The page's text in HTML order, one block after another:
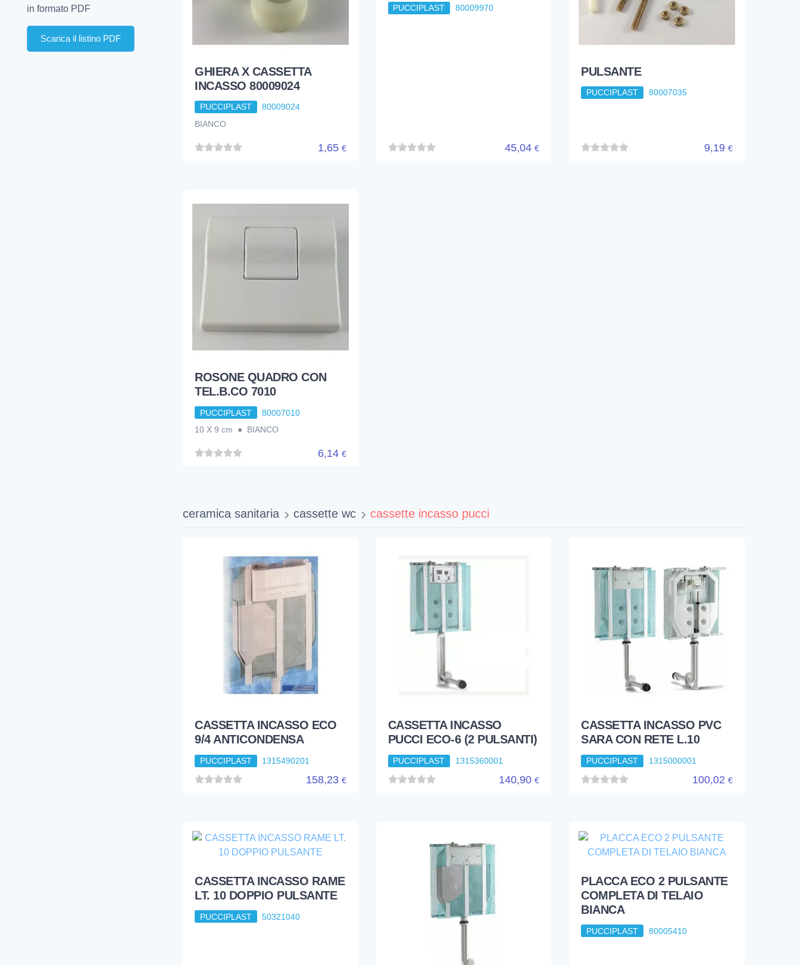
in formato PDF
Scarica il listino PDF
GHIERA X CASSETTA
INCASSO 80009024
PUCCIPLAST
80009024
BIANCO
1,65 €
PUCCIPLAST 80009970
45,04€
PULSANTE
PUCCIPLAST 80007035
9,19 €
ROSONE QUADRO CON
TEL.B.CO 7010
PUCCIPLAST
80007010
10 X 9 cm ● BIANCO
6,14 €
ceramica sanitaria cassette wc cassette incasso pucci
CASSETTA INCASSO ECO
9/4 ANTICONDENSA
PUCCIPLAST 1315490201
158,23 €
CASSETTA INCASSO
PUCCI ECO-6 (2 PULSANTI)
PUCCIPLAST 1315360001
140,90€
CASSETTA INCASSO PVC
SARA CON RETE L.10
PUCCIPLAST 1315000001
100,02 €
CASSETTA INCASSO RAME
LT. 10 DOPPIO PULSANTE
PUCCIPLAST 50321040
PLACCA ECO 2 PULSANTE
COMPLETA DI TELAIO
BIANCA
PUCCIPLAST 80005410